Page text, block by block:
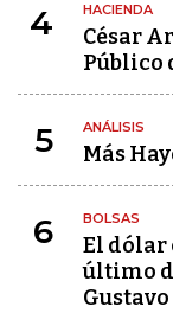
4 HACIENDA
César
Público
5 ANÁLISIS
Más
6 BOLSAS
El dólar
último